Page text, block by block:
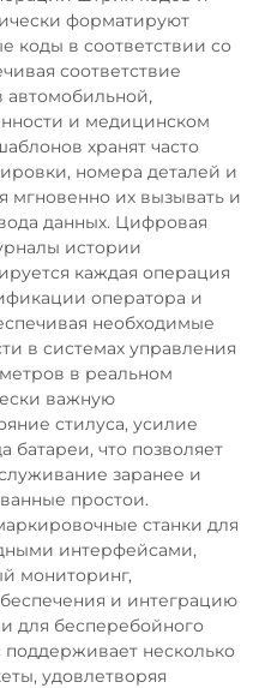
форматируют
коды в соответствии со
соответствие
и медицинском
хранят часто
номера деталей и
мгновенно их вызывать и
данных. Цифровая
истории
каждая операция
оператора и
необходимые
в системах управления
в реальном
важную
стилуса, усилие
батареи, что позволяет
заранее и
простои.
станки для
интерфейсами,
мониторинг,
и интеграцию
для бесперебойного
несколько
удовлетворяя